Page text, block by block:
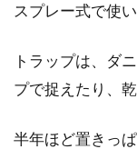
スプレー式で使
トラップは、ダ
プで捉えたり、
半年ほど置きっ